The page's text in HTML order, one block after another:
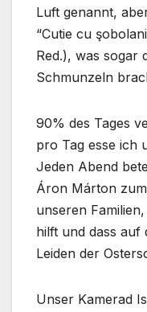
Luft genannt,
“Cutie cu
Red.), was sogar
Schmunzeln
90% des Tages
pro Tag esse ich
Jeden Abend
Áron Márton
unseren
hilft und dass auf
Leiden der
Unser Kamerad